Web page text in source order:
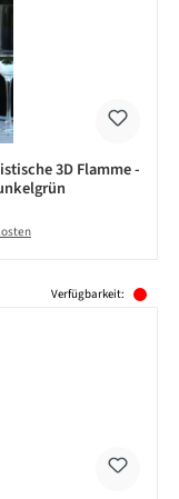
3D Flamme -
Verfügbarkeit: